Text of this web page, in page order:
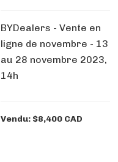
BYDealers - Vente en
ligne de novembre - 13
au 28 novembre 2023,
14h
Vendu: $8,400 CAD